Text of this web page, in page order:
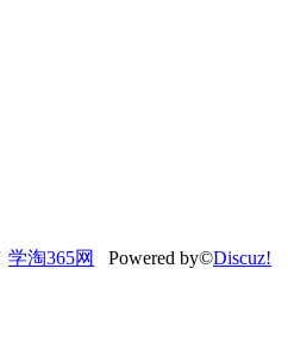
学淘365网 Powered by©Discuz!